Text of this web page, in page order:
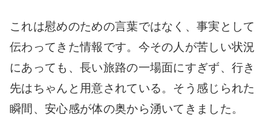
これは慰めのための言葉ではなく、事実として
伝わってきた情報です。今その人が苦しい状況
にあっても、長い旅路の一場面にすぎず、行き
先はちゃんと用意されている。そう感じられた
瞬間、安心感が体の奥から湧いてきました。